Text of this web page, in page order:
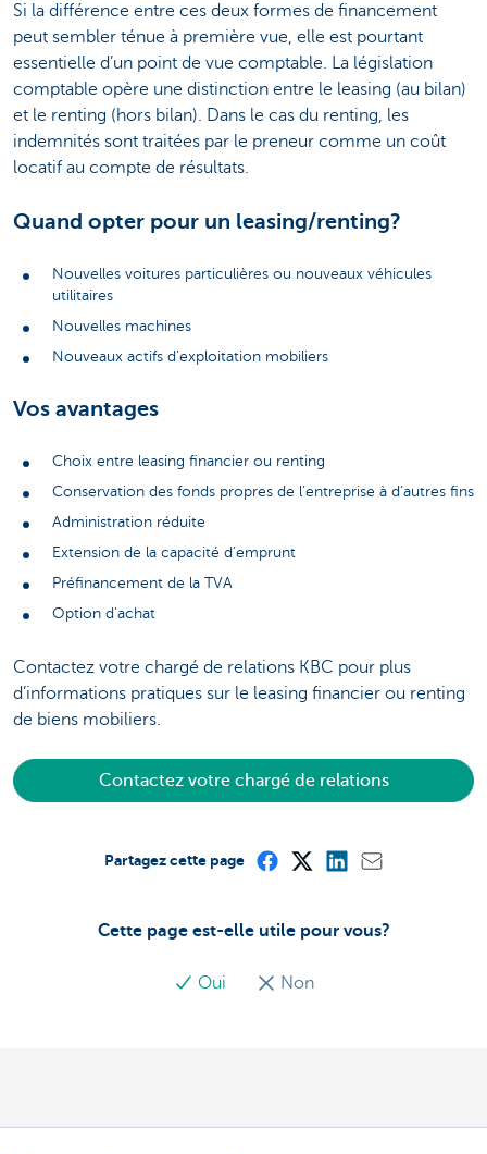
Si la différence entre ces deux formes de financement
peut sembler ténue à première vue, elle est pourtant
essentielle d’un point de vue comptable. La législation
comptable opère une distinction entre le leasing (au bilan)
et le renting (hors bilan). Dans le cas du renting, les
indemnités sont traitées par le preneur comme un coût
locatif au compte de résultats.
Quand opter pour un leasing/renting?
Nouvelles voitures particulières ou nouveaux véhicules
utilitaires
Nouvelles machines
Nouveaux actifs d’exploitation mobiliers
Vos avantages
Choix entre leasing financier ou renting
Conservation des fonds propres de l’entreprise à d’autres fins
Administration réduite
Extension de la capacité d’emprunt
Préfinancement de la TVA
Option d’achat
Contactez votre chargé de relations KBC pour plus
d’informations pratiques sur le leasing financier ou renting
de biens mobiliers.
Contactez votre chargé de relations
Cette page est-elle utile pour vous?
Oui Non
Partagez cette page